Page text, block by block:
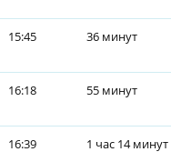
15:45 36 минут
16:18 55 минут
16:39 1 час 14 минут